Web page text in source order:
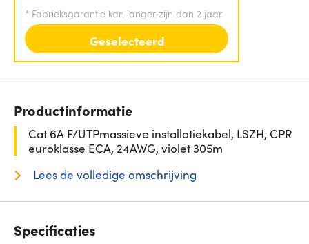
* Fabrieksgarantie kan langer zijn dan 2 jaar
Geselecteerd
Productinformatie
Cat 6A F/UTPmassieve installatiekabel, LSZH, CPR
euroklasse ECA, 24AWG, violet 305m
Lees de volledige omschrijving
Specificaties